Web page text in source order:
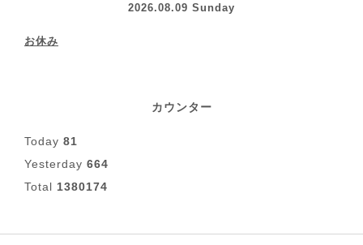
2026.08.09 Sunday
お休み
カウンター
Today 81
Yesterday 664
Total 1380174